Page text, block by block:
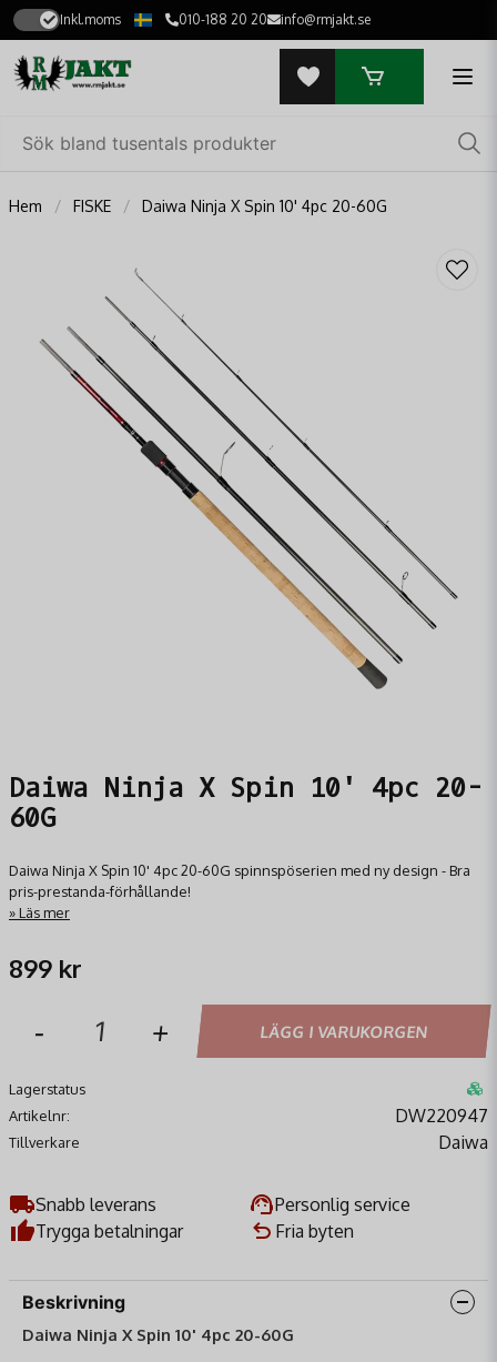
Inkl.moms 010-188 20 20 info@rmjakt.se
Hem FISKE Daiwa Ninja X Spin 10' 4pc 20-60G
Daiwa Ninja X Spin 10' 4pc 20-
60G
Daiwa Ninja X Spin 10' 4pc 20-60G spinnspöserien med ny design - Bra
pris-prestanda-förhållande!
Läs mer
899 kr
- + LÄGG I VARUKORGEN
Lagerstatus
Artikelnr:
DW220947
Tillverkare Daiwa
Snabb leverans
Personlig service
Trygga betalningar
Fria byten
Beskrivning
Daiwa Ninja X Spin 10' 4pc 20-60G